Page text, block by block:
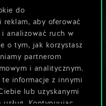
do
reklam, aby oferować
i analizować ruch w
o tym, jak korzystasz
partnerom
i analitycznym.
te informacje z innymi
lub uzyskanymi
Kontynuując
jej
swoją strategię